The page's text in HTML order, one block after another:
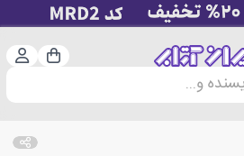
سبد
و...